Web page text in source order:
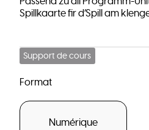
Spillkaarte fir d’Spill am
Support de cours
Format
Numérique